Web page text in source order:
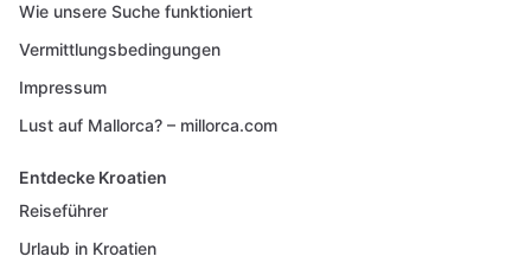
Wie unsere Suche funktioniert
Vermittlungsbedingungen
Impressum
Lust auf Mallorca? – millorca.com
Entdecke Kroatien
Reiseführer
Urlaub in Kroatien